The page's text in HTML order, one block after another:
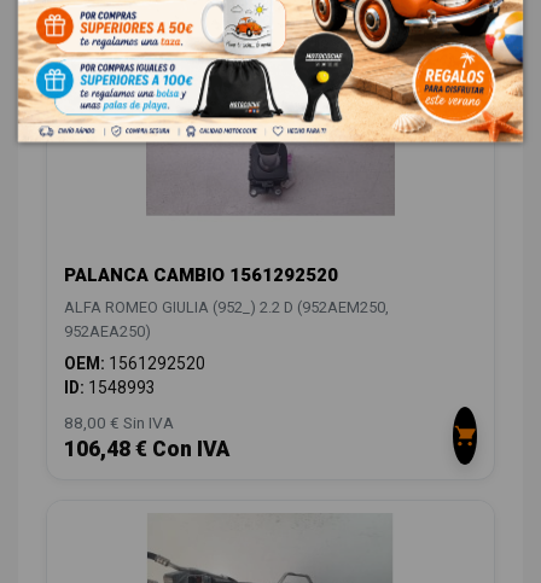
PALANCA CAMBIO 1561292520
ALFA ROMEO GIULIA (952_) 2.2 D (952AEM250,
952AEA250)
OEM: 1561292520
ID: 1548993
88,00 € Sin IVA
106,48 € Con IVA